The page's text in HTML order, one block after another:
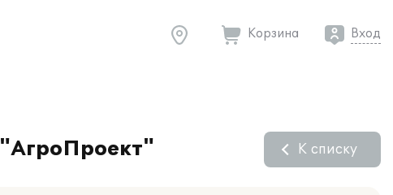
Корзина Вход
К списку